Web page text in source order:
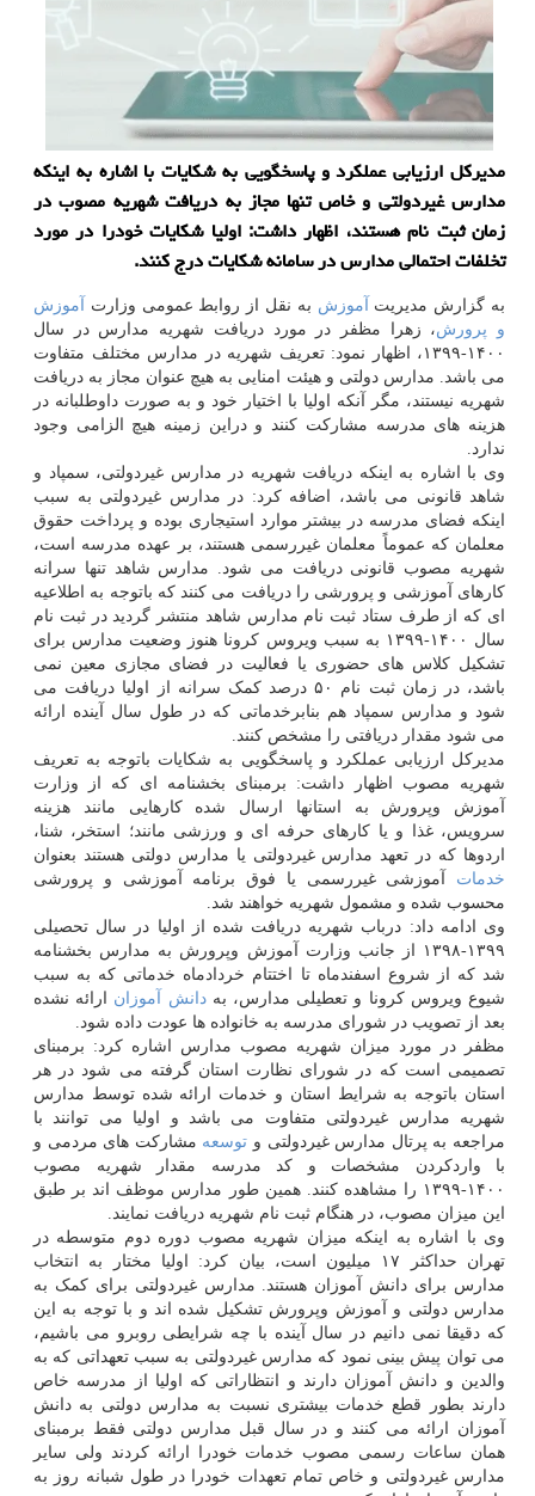
مدیركل ارزیابی عملكرد و پاسخگویی به شكایات با اشاره به اینكه
مدارس غیردولتی و خاص تنها مجاز به دریافت شهریه مصوب در
زمان ثبت نام هستند، اظهار داشت: اولیا شكایات خودرا در مورد
تخلفات احتمالی مدارس در سامانه شكایات درج كنند.
به گزارش مدیریت آموزش به نقل از روابط عمومی وزارت
آموزش
و پرورش، زهرا مظفر در مورد دریافت شهریه مدارس در سال
۱۴۰۰-۱۳۹۹، اظهار نمود: تعریف شهریه در مدارس مختلف متفاوت
می باشد. مدارس دولتی و هیئت امنایی به هیچ عنوان مجاز به دریافت
شهریه نیستند، مگر آنکه اولیا با اختیار خود و به صورت داوطلبانه در
هزینه های مدرسه مشارکت کنند و دراین زمینه هیچ الزامی وجود
ندارد.
وی با اشاره به اینکه دریافت شهریه در مدارس غیردولتی، سمپاد و
شاهد قانونی می باشد، اضافه کرد: در مدارس غیردولتی به سبب
اینکه فضای مدرسه در بیشتر موارد استیجاری بوده و پرداخت حقوق
معلمان که عموماً معلمان غیررسمی هستند، بر عهده مدرسه است،
شهریه مصوب قانونی دریافت می شود. مدارس شاهد تنها سرانه
کارهای آموزشی و پرورشی را دریافت می کنند که باتوجه به اطلاعیه
ای که از طرف ستاد ثبت نام مدارس شاهد منتشر گردید در ثبت نام
سال ۱۴۰۰-۱۳۹۹ به سبب ویروس کرونا هنوز وضعیت مدارس برای
تشکیل کلاس های حضوری یا فعالیت در فضای مجازی معین نمی
باشد، در زمان ثبت نام ۵۰ درصد کمک سرانه از اولیا دریافت می
شود و مدارس سمپاد هم بنابرخدماتی که در طول سال آینده ارائه
می شود مقدار دریافتی را مشخص کنند.
مدیرکل ارزیابی عملکرد و پاسخگویی به شکایات باتوجه به تعریف
شهریه مصوب اظهار داشت: برمبنای بخشنامه ای که از وزارت
آموزش وپرورش به استانها ارسال شده کارهایی مانند هزینه
سرویس، غذا و یا کارهای حرفه ای و ورزشی مانند؛ استخر، شنا،
اردوها که در تعهد مدارس غیردولتی یا مدارس دولتی هستند بعنوان
خدمات آموزشی غیررسمی یا فوق برنامه آموزشی و پرورشی
محسوب شده و مشمول شهریه خواهند شد.
وی ادامه داد: درباب شهریه دریافت شده از اولیا در سال تحصیلی
۱۳۹۹-۱۳۹۸ از جانب وزارت آموزش وپرورش به مدارس بخشنامه
شد که از شروع اسفندماه تا اختتام خردادماه خدماتی که به سبب
شیوع ویروس کرونا و تعطیلی مدارس، بهدانش آموزان ارائه نشده
بعد از تصویب در شورای مدرسه به خانواده ها عودت داده شود.
مظفر در مورد میزان شهریه مصوب مدارس اشاره کرد: برمبنای
تصمیمی است که در شورای نظارت استان گرفته می شود در هر
استان باتوجه به شرایط استان و خدمات ارائه شده توسط مدارس
شهریه مدارس غیردولتی متفاوت می باشد و اولیا می توانند با
مراجعه به پرتال مدارس غیردولتی و توسعه مشارکت های مردمی و
با واردکردن مشخصات و کد مدرسه مقدار شهریه مصوب
۱۴۰۰-۱۳۹۹ را مشاهده کنند. همین طور مدارس موظف اند بر طبق
این میزان مصوب، در هنگام ثبت نام شهریه دریافت نمایند.
وی با اشاره به اینکه میزان شهریه مصوب دوره دوم متوسطه در
تهران حداکثر ۱۷ میلیون است، بیان کرد: اولیا مختار به انتخاب
مدارس برای دانش آموزان هستند. مدارس غیردولتی برای کمک به
مدارس دولتی و آموزش وپرورش تشکیل شده اند و با توجه به این
که دقیقا نمی دانیم در سال آینده با چه شرایطی روبرو می باشیم،
می توان پیش بینی نمود که مدارس غیردولتی به سبب تعهداتی که به
والدین و دانش آموزان دارند و انتظاراتی که اولیا از مدرسه خاص
دارند بطور قطع خدمات بیشتری نسبت به مدارس دولتی به دانش
آموزان ارائه می کنند و در سال قبل مدارس دولتی فقط برمبنای
همان ساعات رسمی مصوب خدمات خودرا ارائه کردند ولی سایر
مدارس غیردولتی و خاص تمام تعهدات خودرا در طول شبانه روز به